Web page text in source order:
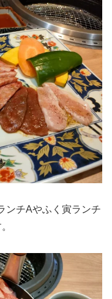
チAやふく寅ランチ